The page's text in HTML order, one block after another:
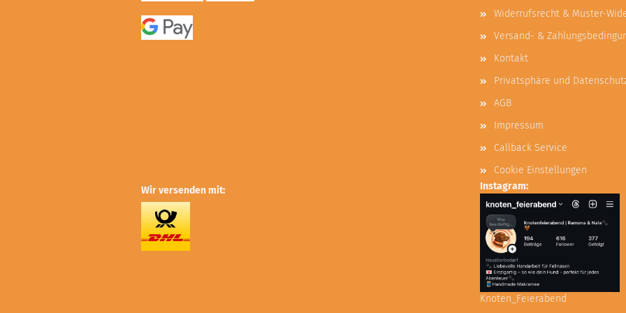
Widerrufsrecht & Muster-
Versand- &
Kontakt
Privatsphäre und
AGB
Impressum
Callback Service
Cookie Einstellungen
Wir versenden mit:
Instagram:
Knoten_Feierabend